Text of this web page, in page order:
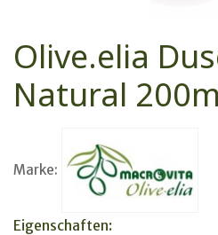
Olive.elia
Natural
Marke:
Eigenschaften: